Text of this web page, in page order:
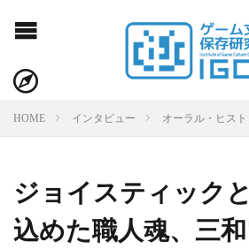
HOME インタビュー オーラル・ヒスト
ジョイスティック
込めた職人魂、三